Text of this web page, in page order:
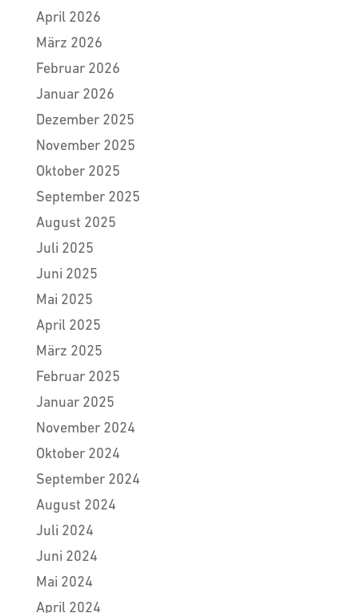
April 2026
März 2026
Februar 2026
Januar 2026
Dezember 2025
November 2025
Oktober 2025
September 2025
August 2025
Juli 2025
Juni 2025
Mai 2025
April 2025
März 2025
Februar 2025
Januar 2025
November 2024
Oktober 2024
September 2024
August 2024
Juli 2024
Juni 2024
Mai 2024
April 2024